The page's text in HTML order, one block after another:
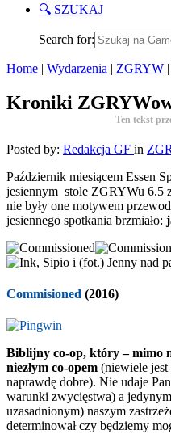
🔍 SZUKAJ
Search for:
Home | Wydarzenia | ZGRYW |
Kroniki
Ten tekst
Posted by: Redakcja GF in
Październik miesiącem Essen
jesiennym stole ZGRYWu 6.5
nie były one motywem
jesiennego spotkania brzmiało:
Commisioned (2016)
Biblijny co-op, który – mimo
niezłym co-opem (niewiele
naprawdę dobre). Nie udaje
warunki zwycięstwa) a
uzasadnionym) naszym
determinował czy będziemy